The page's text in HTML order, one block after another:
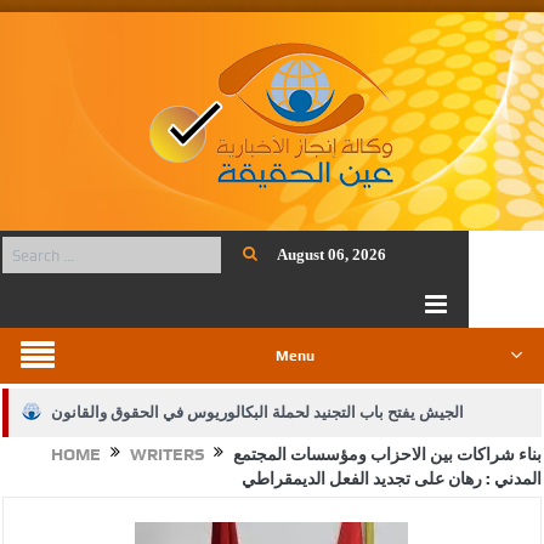
August 06, 2026
Menu
الجيش يفتح باب التجنيد لحملة البكالوريوس في الحقوق والقانون
بيان اجتماع عمّان:دعم الوصاية الهاشمية التاريخية على المقدسات
HOME WRITERS
بناء شراكات بين الاحزاب ومؤسسات المجتمع
المدني : رهان على تجديد الفعل الديمقراطي